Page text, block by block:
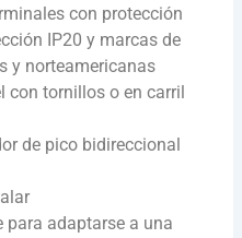
con protección
IP20 y marcas de
y norteamericanas
con tornillos o en carril
de pico bidireccional
para adaptarse a una